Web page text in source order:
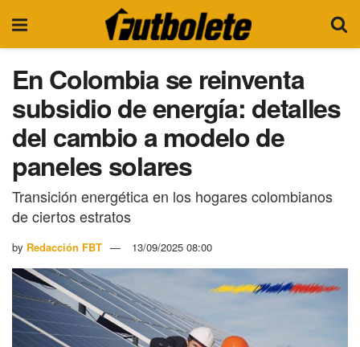
En Colombia se reinventa
subsidio de energía: detalles
del cambio a modelo de
paneles solares
Transición energética en los hogares colombianos
de ciertos estratos
by Redacción FBT 13/09/2025 08:00